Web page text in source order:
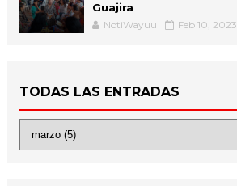
Guajira
NotiWayuu Feb 10, 2023
TODAS LAS ENTRADAS